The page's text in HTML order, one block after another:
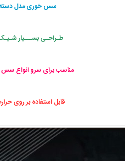
سس خوری مدل
طـراحـی بســـیار
مناسب برای سرو انواع سس
قابل استفاده بر روی